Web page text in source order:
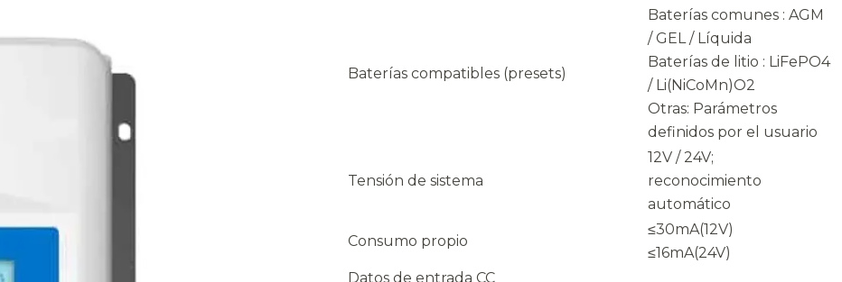
Baterías compatibles (presets)
Baterías comunes : AGM
/ GEL / Líquida
Baterías de litio : LiFePO4
/ Li(NiCoMn)O2
Otras: Parámetros
definidos por el usuario
Tensión de sistema
12V / 24V;
reconocimiento
automático
Consumo propio
≤30mA(12V)
≤16mA(24V)
Datos de entrada CC